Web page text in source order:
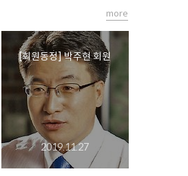
[회원동정] 박주현 회원
2019.11.27
more